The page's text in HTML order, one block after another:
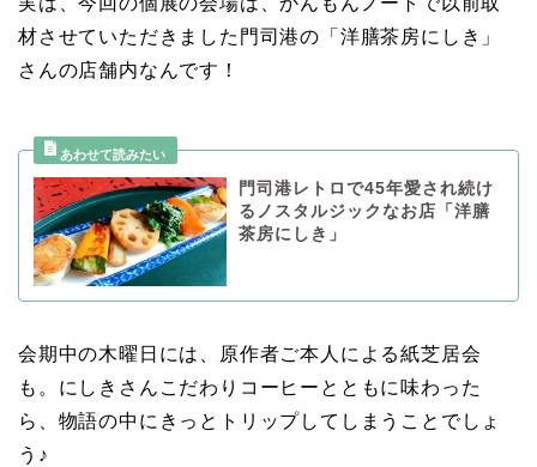
材させていただきました門司港の「洋膳茶房にしき」
さんの店舗内なんです！
門司港レトロで45年愛され続け
るノスタルジックなお店「洋膳
茶房にしき」
会期中の木曜日には、原作者ご本人による紙芝居会
も。にしきさんこだわりコーヒーとともに味わった
ら、物語の中にきっとトリップしてしまうことでしょ
う♪